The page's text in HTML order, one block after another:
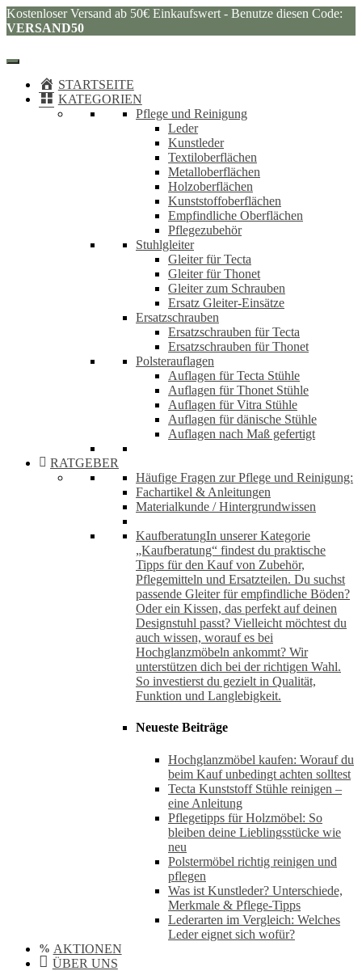
Kostenloser Versand ab 50€ Einkaufswert - Benutze diesen Code:
VERSAND50
STARTSEITE
KATEGORIEN
Pflege und Reinigung
Leder
Kunstleder
Textiloberflächen
Metalloberflächen
Holzoberflächen
Kunststoffoberflächen
Empfindliche Oberflächen
Pflegezubehör
Stuhlgleiter
Gleiter für Tecta
Gleiter für Thonet
Gleiter zum Schrauben
Ersatz Gleiter-Einsätze
Ersatzschrauben
Ersatzschrauben für Tecta
Ersatzschrauben für Thonet
Polsterauflagen
Auflagen für Tecta Stühle
Auflagen für Thonet Stühle
Auflagen für Vitra Stühle
Auflagen für dänische Stühle
Auflagen nach Maß gefertigt
RATGEBER
Häufige Fragen zur Pflege und Reinigung:
Fachartikel & Anleitungen
Materialkunde / Hintergrundwissen
KaufberatungIn unserer Kategorie
„Kaufberatung“ findest du praktische
Tipps für den Kauf von Zubehör,
Pflegemitteln und Ersatzteilen. Du suchst
passende Gleiter für empfindliche Böden?
Oder ein Kissen, das perfekt auf deinen
Designstuhl passt? Vielleicht möchtest du
auch wissen, worauf es bei
Hochglanzmöbeln ankommt? Wir
unterstützen dich bei der richtigen Wahl.
So investierst du gezielt in Qualität,
Funktion und Langlebigkeit.
Neueste Beiträge
Hochglanzmöbel kaufen: Worauf du
beim Kauf unbedingt achten solltest
Tecta Kunststoff Stühle reinigen –
eine Anleitung
Pflegetipps für Holzmöbel: So
bleiben deine Lieblingsstücke wie
neu​
Polstermöbel richtig reinigen und
pflegen
Was ist Kunstleder? Unterschiede,
Merkmale & Pflege-Tipps
Lederarten im Vergleich: Welches
Leder eignet sich wofür?
AKTIONEN
ÜBER UNS